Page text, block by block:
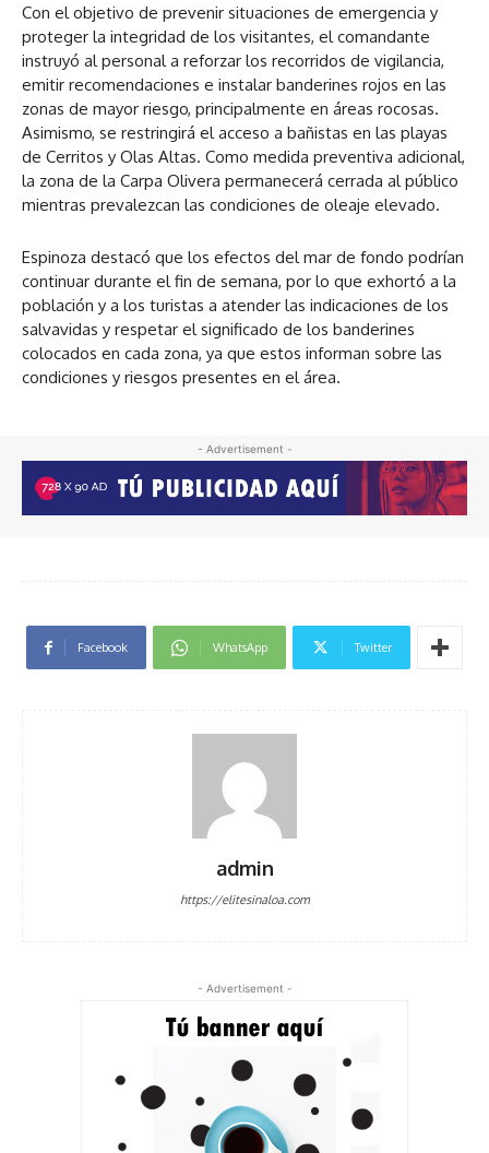
Con el objetivo de prevenir situaciones de emergencia y
proteger la integridad de los visitantes, el comandante
instruyó al personal a reforzar los recorridos de vigilancia,
emitir recomendaciones e instalar banderines rojos en las
zonas de mayor riesgo, principalmente en áreas rocosas.
Asimismo, se restringirá el acceso a bañistas en las playas
de Cerritos y Olas Altas. Como medida preventiva adicional,
la zona de la Carpa Olivera permanecerá cerrada al público
mientras prevalezcan las condiciones de oleaje elevado.
Espinoza destacó que los efectos del mar de fondo podrían
continuar durante el fin de semana, por lo que exhortó a la
población y a los turistas a atender las indicaciones de los
salvavidas y respetar el significado de los banderines
colocados en cada zona, ya que estos informan sobre las
condiciones y riesgos presentes en el área.
- Advertisement -
Facebook WhatsApp Twitter
admin
https://elitesinaloa.com
- Advertisement -